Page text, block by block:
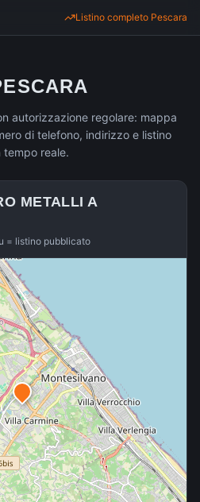
Listino completo Pescara
autorizzazione regolare: mappa
di telefono, indirizzo e listino
reale.
METALLI A
= listino pubblicato